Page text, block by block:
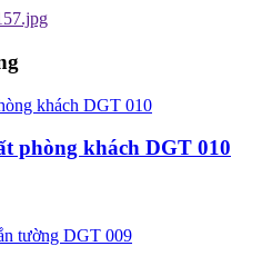
phòng khách DGT 010